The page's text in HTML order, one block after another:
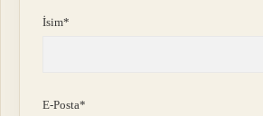
İsim*
E-Posta*